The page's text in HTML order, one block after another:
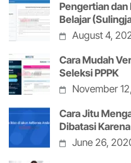
Pengertian
Belajar
August 4,
Cara Mudah
Seleksi PPPK
November
Cara Jitu
Dibatasi
June 26,